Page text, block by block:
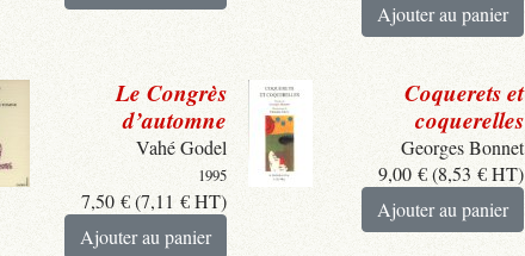
Ajouter au panier
Le Congrès
d’automne
Vahé Godel
1995
7,50€(7,11€HT)
Ajouter au panier
Coquerets et
coquerelles
Georges Bonnet
9,00 €(8,53 €HT)
Ajouter au panier